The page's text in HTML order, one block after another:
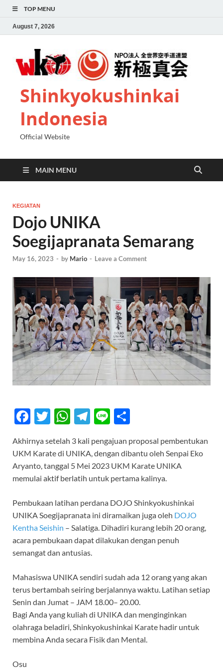
TOP MENU
August 7, 2026
Shinkyokushinkai
Indonesia
Official Website
MAIN MENU
KEGIATAN
Dojo UNIKA
Soegijapranata Semarang
May 16, 2023 - by Mario - Leave a Comment
F
e
b
o
o
k
T
itt
er
W
at
s
A
p
T
e
gr
a
m
Li
e ar
e
Akhirnya setelah 3 kali pengajuan proposal pembentukan
UKM Karate di UNIKA, dengan dibantu oleh Senpai Eko
Aryanto, tanggal 5 Mei 2023 UKM Karate UNIKA
memulai aktif berlatih untuk pertama kalinya.
Pembukaan latihan perdana DOJO Shinkyokushinkai
UNIKA Soegijapranata ini diramaikan juga oleh DOJO
Kentha Seishin – Salatiga. Dihadiri kurang lebih 20 orang,
acara pembukaan dapat dilakukan dengan penuh
semangat dan antusias.
Mahasiswa UNIKA sendiri sudah ada 12 orang yang akan
terus bertambah seiring berjalannya waktu. Latihan setiap
Senin dan Jumat – JAM 18.00– 20.00.
Bagi Anda yang kuliah di UNIKA dan menginginkan
olahraga beladiri, Shinkyokushinkai Karate hadir untuk
membina Anda secara Fisik dan Mental.
Osu